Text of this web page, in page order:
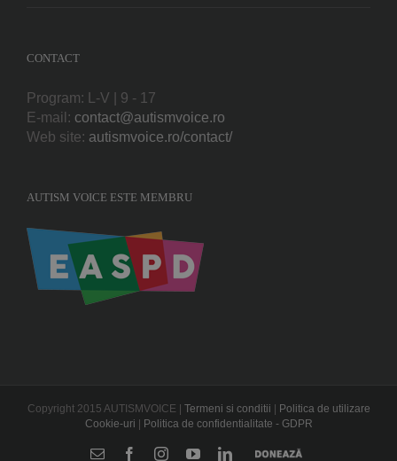
CONTACT
Program: L-V | 9 - 17
E-mail: contact@autismvoice.ro
Web site: autismvoice.ro/contact/
AUTISM VOICE ESTE MEMBRU
Copyright 2015 AUTISMVOICE | Termeni si conditii | Politica de utilizare
Cookie-uri | Politica de confidentialitate - GDPR
E-
FacebookInstagramYouTubeLinkedIn
Donează